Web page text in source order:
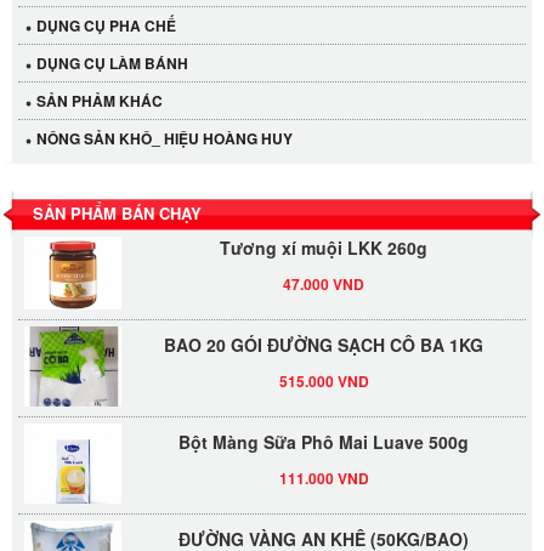
DỤNG CỤ PHA CHẾ
DỤNG CỤ LÀM BÁNH
SẢN PHẢM KHÁC
NÔNG SẢN KHÔ_ HIỆU HOÀNG HUY
SẢN PHẨM BÁN CHẠY
LỐC 12 HỦ Tương xí muội LKK 260g
Tương xí muội LKK 260g
BAO 20 GÓI ĐƯỜNG SẠCH CÔ BA 1KG
Bột Màng Sữa Phô Mai Luave 500g
ĐƯỜNG VÀNG AN KHÊ (50KG/BAO)